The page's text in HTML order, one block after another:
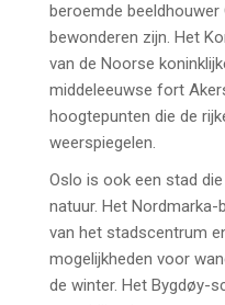
beroemde beeldhouwer
bewonderen zijn. Het
van de Noorse
middeleeuwse fort
hoogtepunten die de
weerspiegelen.
Oslo is ook een stad
natuur. Het
van het stadscentrum
mogelijkheden voor
de winter. Het Bygdøy-